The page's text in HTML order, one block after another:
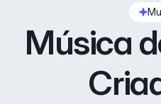
Música